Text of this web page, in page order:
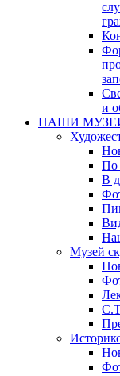
и
НАШИ
По
В
Музей